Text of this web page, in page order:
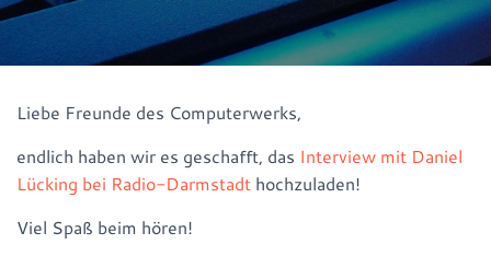
M
C
T
Liebe Freunde des Computerwerks,
endlich haben wir es geschafft, das Interview mit Daniel
Lücking bei Radio-Darmstadt hochzuladen!
Viel Spaß beim hören!